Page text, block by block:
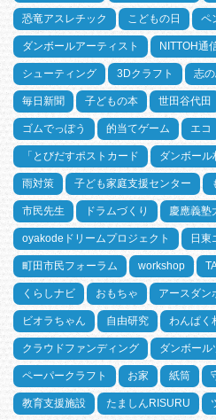
恐竜アスレチック こどもの日 ペ
ダンボールアーティスト NITTOH通
シューティング 3Dクラフト 志
毎日新聞 子どもの本 世田谷代田
ゴムでっぽう 的当てゲーム エコ
「とびだすポストカード ダンボール
雨対策 子ども家庭支援センター
市民先生 ドラムづくり 慶應義塾
oyakodeドリームプロジェクト 日東
町田市民フォーラム workshop
くらしナビ おもちゃ アースダン
ビオラちゃん 自由研究 わんぱく
クラウドファンディング ダンボール
ペーパークラフト お家 紙筒
教育支援施設 たましんRISURU